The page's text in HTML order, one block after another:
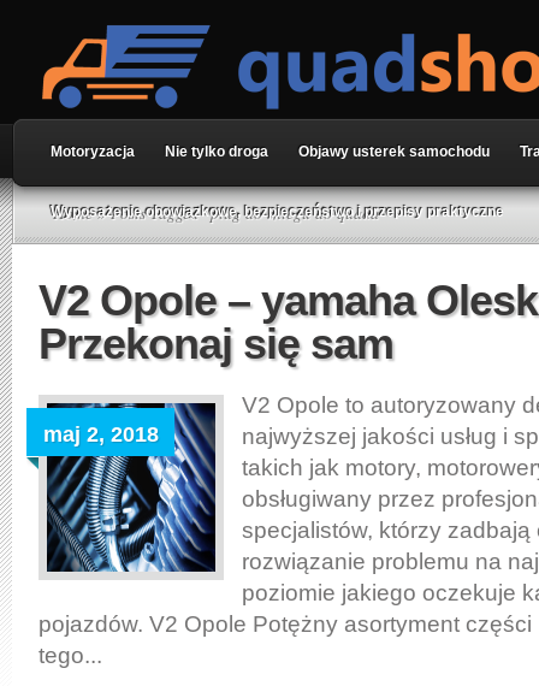
Motoryzacja Nie tylko droga Objawy usterek samochodu
Wyposażenie obowiązkowe, bezpieczeństwo i przepisy praktyczne
Home» Posts Tagged "pług do śniegu do quada"
V2 Opole – yamaha
Przekonaj się sam
maj 2, 2018
V2 Opole to autoryzowany
najwyższej jakości usług i
takich jak motory,
obsługiwany przez
specjalistów, którzy
rozwiązanie problemu na
poziomie jakiego oczekuje
pojazdów. V2 Opole Potężny asortyment
tego...